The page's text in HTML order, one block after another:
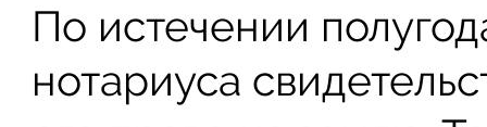
По истечении
нотариуса